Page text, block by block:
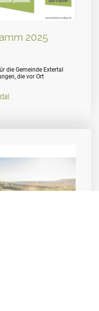
2025
die Gemeinde Extertal
die vor Ort